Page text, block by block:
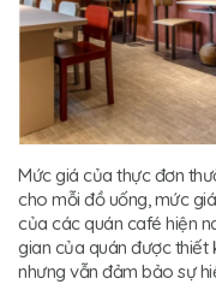
Mức giá của thực đơn
cho mỗi đồ uống, mức
của các quán café hiện
gian của quán được thiết
nhưng vẫn đảm bảo sự